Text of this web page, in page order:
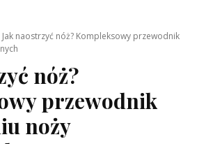
Jak naostrzyć nóż? Kompleksowy przewodnik
nóż?
przewodnik
noży